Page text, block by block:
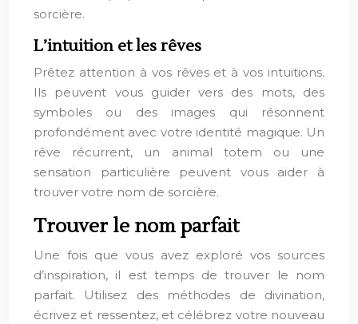
sorcière.
L’intuition et les rêves
Prêtez attention à vos rêves et à vos intuitions.
Ils peuvent vous guider vers des mots, des
symboles ou des images qui résonnent
profondément avec votre identité magique. Un
rêve récurrent, un animal totem ou une
sensation particulière peuvent vous aider à
trouver votre nom de sorcière.
Trouver le nom parfait
Une fois que vous avez exploré vos sources
d’inspiration, il est temps de trouver le nom
parfait. Utilisez des méthodes de divination,
écrivez et ressentez, et célébrez votre nouveau